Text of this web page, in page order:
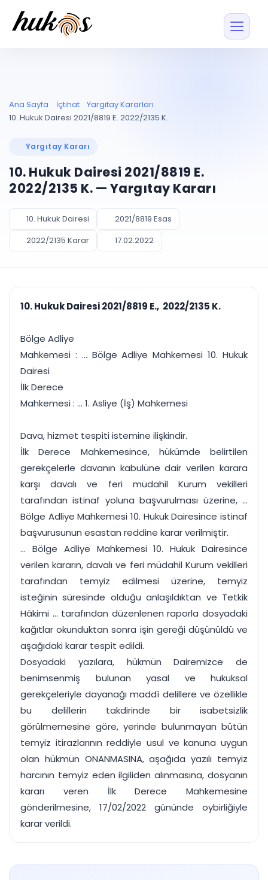
Entegrasyonu
UYAP ile otomatik
UYAP Evrak
Entegrasyonu
UETS Entegrasyonu
Tebligatları anında
Müvekkil ve taraf
Vekalet
PLANLAMA & TAKİP
Pano ve Takip
Duruşma ve görev
takvimi
Bildirim
Süreleri asla kaçırmayın
takibi
Tek panelde uçtan uca yönetim
Tüm özellikleri inceleyin Ücretsiz Başlayın
Blog
Ücretsiz Başlayın Giriş Yap
Ana Sayfa İçtihat
Yargıtay Kararları
10. Hukuk Dairesi 2021/8819 E. 2022/2135 K.
Yargıtay Kararı
10. Hukuk Dairesi 2021/8819 E.
2022/2135 K. — Yargıtay Kararı
10. Hukuk Dairesi
2021/8819 Esas
2022/2135 Karar
17.02.2022
10. Hukuk Dairesi 2021/8819 E., 2022/2135 K.
Bölge Adliye
Mahkemesi : ... Bölge Adliye Mahkemesi 10. Hukuk
Dairesi
İlk Derece
Mahkemesi : ... 1. Asliye (İş) Mahkemesi
Dava, hizmet tespiti istemine ilişkindir.
İlk Derece Mahkemesince, hükümde belirtilen
gerekçelerle davanın kabulüne dair verilen karara
karşı davalı ve feri müdahil Kurum vekilleri
tarafından istinaf yoluna başvurulması üzerine, ...
Bölge Adliye Mahkemesi 10. Hukuk Dairesince istinaf
başvurusunun esastan reddine karar verilmiştir.
... Bölge Adliye Mahkemesi 10. Hukuk Dairesince
verilen kararın, davalı ve feri müdahil Kurum vekilleri
tarafından temyiz edilmesi üzerine, temyiz
isteğinin süresinde olduğu anlaşıldıktan ve Tetkik
Hâkimi ... tarafından düzenlenen raporla dosyadaki
kağıtlar okunduktan sonra işin gereği düşünüldü ve
aşağıdaki karar tespit edildi.
Dosyadaki yazılara, hükmün Dairemizce de
benimsenmiş bulunan yasal ve hukuksal
gerekçeleriyle dayanağı maddî delillere ve özellikle
bu delillerin takdirinde bir isabetsizlik
görülmemesine göre, yerinde bulunmayan bütün
temyiz itirazlarının reddiyle usul ve kanuna uygun
olan hükmün ONANMASINA, aşağıda yazılı temyiz
harcının temyiz eden ilgiliden alınmasına, dosyanın
kararı veren İlk Derece Mahkemesine
gönderilmesine, 17/02/2022 gününde oybirliğiyle
karar verildi.